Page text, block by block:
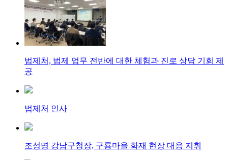
법제처, 법제 업무 전반에 대한 체험과 진로 상담 기회 제
공
법제처 인사
조성명 강남구청장, 구룡마을 화재 현장 대응 지휘